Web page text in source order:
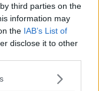
third parties on the
information may
the IAB’s List of
disclose it to other
previsto per la